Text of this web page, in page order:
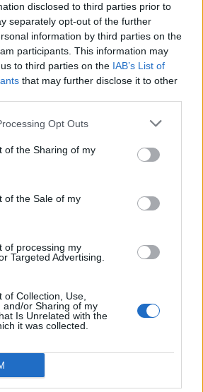
disclosed to third parties prior to
separately opt-out of the further
information by third parties on the
participants. This information may
to third parties on the IAB’s List of
that may further disclose it to other
Opt Outs
of the Sharing of my
of the Sale of my
of processing my
Targeted Advertising.
of Collection, Use,
and/or Sharing of my
Is Unrelated with the
it was collected.
får nye ejere:
ind på pladsen
Henriksen
Følg os på Discover
end 20 år med Janni og
som ejere skal Thisted
hænder.
campingpladsen, som bliver
Let’s Camp.
overtog Thisted
2006 og drev selv pladsen
Siden har den i en
ud, mens den de seneste
Vis mere